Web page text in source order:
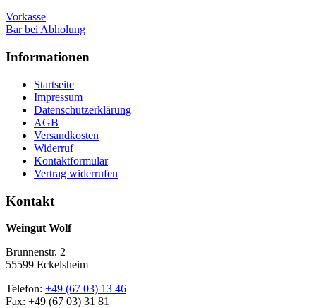
Vorkasse
Bar bei Abholung
Informationen
Startseite
Impressum
Datenschutzerklärung
AGB
Versandkosten
Widerruf
Kontaktformular
Vertrag widerrufen
Kontakt
Weingut Wolf
Brunnenstr. 2
55599 Eckelsheim
Telefon: +49 (67 03) 13 46
Fax: +49 (67 03) 31 81